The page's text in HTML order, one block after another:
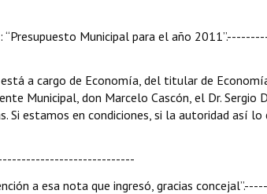
Municipal para el año
a cargo de Economía, del titular de
Municipal, don Marcelo Cascón, el Dr. Sergio
estamos en condiciones, si la autoridad así lo
a esa nota que ingresó, gracias